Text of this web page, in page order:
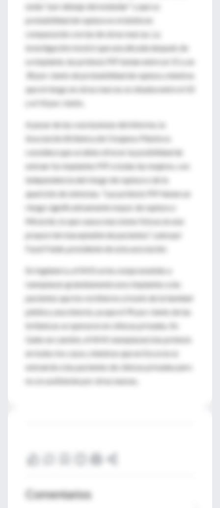
están "por debajo del estándar" y que su
probabilidad de ruptura es el doble en
comparación con las de otras marcas. La
investigación mostró que una década después de
su implante, las prótesis PIP tenían entre un 15 y un
30 por ciento de probabilidad de ruptura, mientras
que el riesgo en otras marcas se situaba entre el 10
y el 14 por ciento.
A pesar de las conclusiones del informe, la
Asociación Británica de Cirujanos Plásticos
considera que se debe ofrecer la posibilidad de
extraer los implantes PIP a todas las mujeres, con
independencia del riesgo de ruptura o de la
aparición de síntomas. "Las prótesis PIP tienen un
riesgo significativamente mayor de ruptura o
filtración, lo que causa reacciones físicas en una
proporción inaceptable de pacientes", subrayó
Fazel Fatah, presidente de esta asociación.
En Inglaterra, el NHS se ha comprometido a
reemplazar gratuitamente esos implantes a las
pacientes que los recibieron a través de la Sanidad
pública, una minoría, ya que el 95 por ciento de las
británicas se operaron en clínicas privadas. En
Gales en cambio, el NHS reemplazará las prótesis
en todos los casos, mientras que en Escocia se
extraerán a las pacientes de clínicas privadas pero
no se sustituirán por otras nuevas..
Comentarios